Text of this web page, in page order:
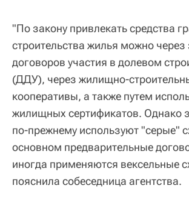
"По закону привлекать средства
строительства жилья можно
договоров участия в долевом
(ДДУ), через жилищно-
кооперативы, а также путем
жилищных сертификатов. Однако
по-прежнему используют "серые"
основном предварительные
иногда применяются вексельные
пояснила собеседница агентства.